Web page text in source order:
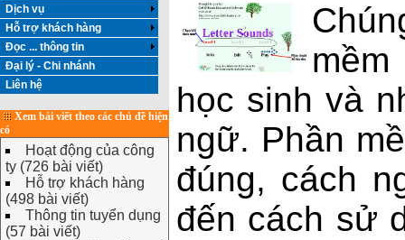
Dịch vụ
Hỗ trợ khách hàng
Đọc ... thông tin
Đại lý - Chi nhánh
Liên hệ
Xem bài viết theo các chủ đề hiện
có
Hoạt động của công
ty (726 bài viết)
Hỗ trợ khách hàng
(498 bài viết)
Thông tin tuyển dụng
(57 bài viết)
học sinh và
ngữ. Phần
đúng, cách
đến cách sử